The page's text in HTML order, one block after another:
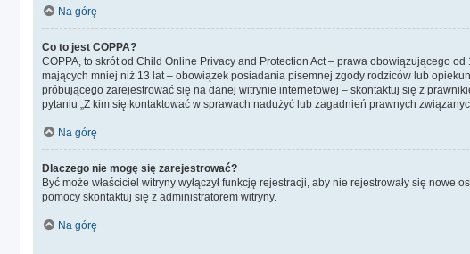
Na górę
Co to jest COPPA?
COPPA, to skrót od Child Online Privacy and Protection Act – prawa obowiązującego
mających mniej niż 13 lat – obowiązek posiadania pisemnej zgody rodziców lub
próbującego zarejestrować się na danej witrynie internetowej – skontaktuj się z
pytaniu „Z kim się kontaktować w sprawach nadużyć lub zagadnień prawnych
Na górę
Dlaczego nie mogę się zarejestrować?
Być może właściciel witryny wyłączył funkcję rejestracji, aby nie rejestrowały się
pomocy skontaktuj się z administratorem witryny.
Na górę